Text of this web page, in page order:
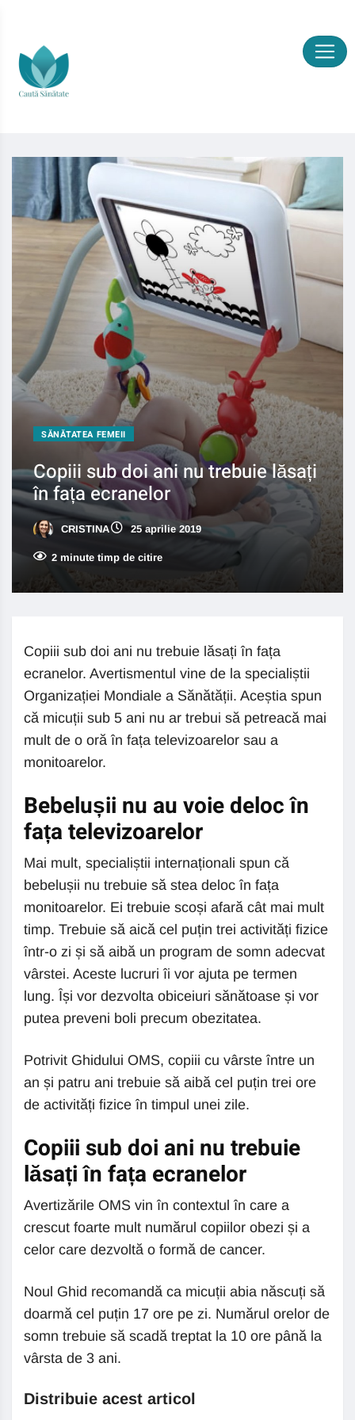
SĂNĂTATEA FEMEII
Copiii sub doi ani nu trebuie lăsați
în fața ecranelor
CRISTINA 25 aprilie 2019
2 minute timp de citire
Copiii sub doi ani nu trebuie lăsați în fața
ecranelor. Avertismentul vine de la specialiștii
Organizației Mondiale a Sănătății. Aceștia spun
că micuții sub 5 ani nu ar trebui să petreacă mai
mult de o oră în fața televizoarelor sau a
monitoarelor.
Bebelușii nu au voie deloc în
fața televizoarelor
Mai mult, specialiștii internaționali spun că
bebelușii nu trebuie să stea deloc în fața
monitoarelor. Ei trebuie scoși afară cât mai mult
timp. Trebuie să aică cel puțin trei activități fizice
într-o zi și să aibă un program de somn adecvat
vârstei. Aceste lucruri îi vor ajuta pe termen
lung. Își vor dezvolta obiceiuri sănătoase și vor
putea preveni boli precum obezitatea.
Potrivit Ghidului OMS, copiii cu vârste între un
an și patru ani trebuie să aibă cel puțin trei ore
de activități fizice în timpul unei zile.
Copiii sub doi ani nu trebuie
lăsați în fața ecranelor
Avertizările OMS vin în contextul în care a
crescut foarte mult numărul copiilor obezi și a
celor care dezvoltă o formă de cancer.
Noul Ghid recomandă ca micuții abia născuți să
doarmă cel puțin 17 ore pe zi. Numărul orelor de
somn trebuie să scadă treptat la 10 ore până la
vârsta de 3 ani.
Distribuie acest articol